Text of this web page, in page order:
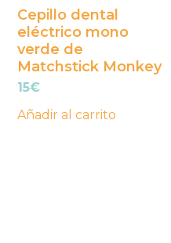
Cepillo dental
eléctrico mono
verde de
Matchstick Monkey
15€
Añadir al carrito